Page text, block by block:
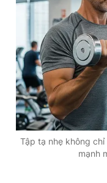
Tập tạ nhẹ không
mạnh